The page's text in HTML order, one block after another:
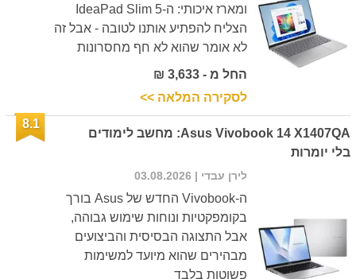
ומארז איכותי: ה-IdeaPad Slim 5
הצליח להפתיע אותנו לטובה - אבל זה
לא אומר שהוא לא חף מחסרונות
החל מ - 3,633 ₪
לסקירה המלאה >>
Asus Vivobook 14 X1407QA: מחשב לימודים
בלי יומרות
8.1
לירן עבדי | 03.08.2026
ה-Vivobook החדש של Asus בורך
בקומפקטיות ונוחות שימוש גבוהה,
אבל התצוגה הבסיסית והביצועים
מבהירים שהוא מיועד למשימות
פשוטות בלבד